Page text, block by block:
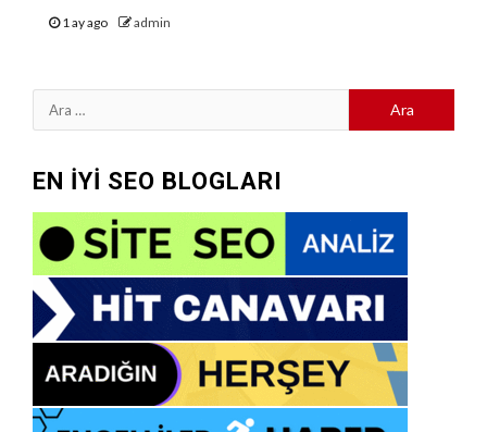
1 ay ago admin
Arama:
EN İYİ SEO BLOGLARI